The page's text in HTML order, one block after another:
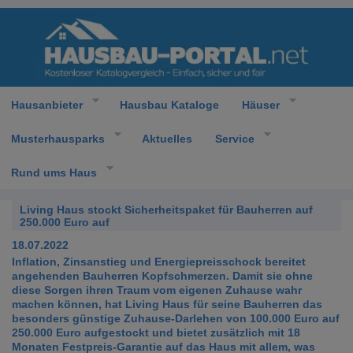
Hausanbieter Hausbau Kataloge Häuser
Musterhausparks Aktuelles Service
Rund ums Haus
Living Haus stockt Sicherheitspaket für Bauherren auf
250.000 Euro auf
18.07.2022
Inflation, Zinsanstieg und Energiepreisschock bereitet
angehenden Bauherren Kopfschmerzen. Damit sie ohne
diese Sorgen ihren Traum vom eigenen Zuhause wahr
machen können, hat Living Haus für seine Bauherren das
besonders günstige Zuhause-Darlehen von 100.000 Euro auf
250.000 Euro aufgestockt und bietet zusätzlich mit 18
Monaten Festpreis-Garantie auf das Haus mit allem, was